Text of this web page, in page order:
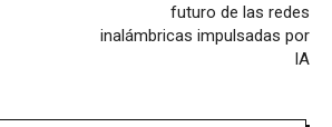
futuro de las redes
inalámbricas impulsadas por
IA